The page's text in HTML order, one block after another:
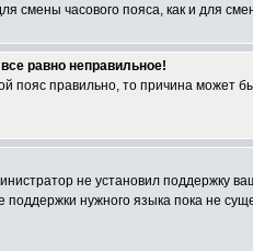
смены часового пояса, как и для
равно неправильное!
пояс правильно, то причина может
не установил
поддержки нужного языка пока не